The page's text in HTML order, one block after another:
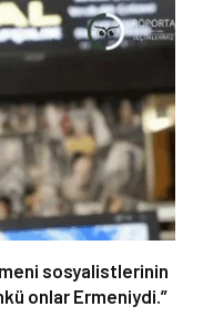
sosyalistlerinin
onlar Ermeniydi.”